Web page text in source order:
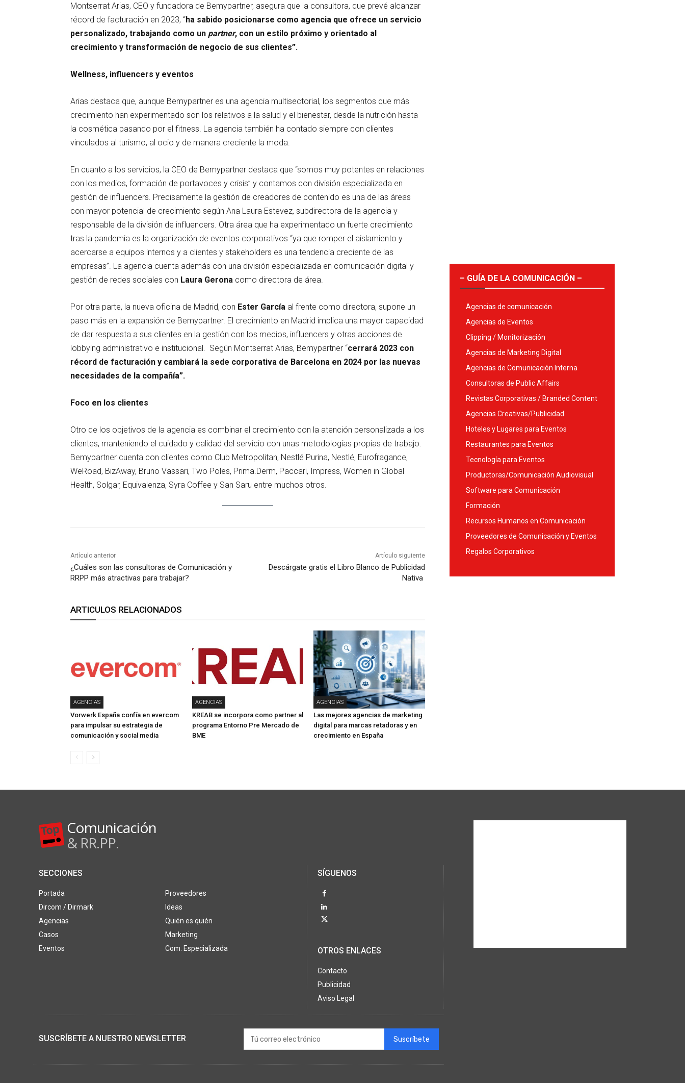
Montserrat Arias, CEO y fundadora de Bemypartner, asegura que la consultora, que prevé alcanzar
récord de facturación en 2023, “ha sabido posicionarse como agencia que ofrece un servicio
personalizado, trabajando como un partner, con un estilo próximo y orientado al
crecimiento y transformación de negocio de sus clientes”.
Wellness, influencers y eventos
Arias destaca que, aunque Bemypartner es una agencia multisectorial, los segmentos que más
crecimiento han experimentado son los relativos a la salud y el bienestar, desde la nutrición hasta
la cosmética pasando por el fitness. La agencia también ha contado siempre con clientes
vinculados al turismo, al ocio y de manera creciente la moda.
En cuanto a los servicios, la CEO de Bemypartner destaca que “somos muy potentes en relaciones
con los medios, formación de portavoces y crisis” y contamos con división especializada en
gestión de influencers. Precisamente la gestión de creadores de contenido es una de las áreas
con mayor potencial de crecimiento según Ana Laura Estevez, subdirectora de la agencia y
responsable de la división de influencers. Otra área que ha experimentado un fuerte crecimiento
tras la pandemia es la organización de eventos corporativos “ya que romper el aislamiento y
acercarse a equipos internos y a clientes y stakeholders es una tendencia creciente de las
empresas”. La agencia cuenta además con una división especializada en comunicación digital y
gestión de redes sociales con Laura Gerona como directora de área.
Por otra parte, la nueva oficina de Madrid, con Ester García al frente como directora, supone un
paso más en la expansión de Bemypartner. El crecimiento en Madrid implica una mayor capacidad
de dar respuesta a sus clientes en la gestión con los medios, influencers y otras acciones de
lobbying administrativo e institucional. Según Montserrat Arias, Bemypartner “cerrará 2023 con
récord de facturación y cambiará la sede corporativa de Barcelona en 2024 por las nuevas
necesidades de la compañía”.
Foco en los clientes
Otro de los objetivos de la agencia es combinar el crecimiento con la atención personalizada a los
clientes, manteniendo el cuidado y calidad del servicio con unas metodologías propias de trabajo.
Bemypartner cuenta con clientes como Club Metropolitan, Nestlé Purina, Nestlé, Eurofragance,
WeRoad, BizAway, Bruno Vassari, Two Poles, Prima.Derm, Paccari, Impress, Women in Global
Health, Solgar, Equivalenza, Syra Coffee y San Saru entre muchos otros.
Artículo anterior
¿Cuáles son las consultoras de Comunicación y
RRPP más atractivas para trabajar?
Artículo siguiente
Descárgate gratis el Libro Blanco de Publicidad
Nativa
ARTICULOS RELACIONADOS
AGENCIAS
Vorwerk España confía en evercom
para impulsar su estrategia de
comunicación y social media
AGENCIAS
KREAB se incorpora como partner al
programa Entorno Pre Mercado de
BME
AGENCIAS
Las mejores agencias de marketing
digital para marcas retadoras y en
crecimiento en España
– GUÍA DE LA COMUNICACIÓN –
Agencias de comunicación
Agencias de Eventos
Clipping / Monitorización
Agencias de Marketing Digital
Agencias de Comunicación Interna
Consultoras de Public Affairs
Revistas Corporativas / Branded Content
Agencias Creativas/Publicidad
Hoteles y Lugares para Eventos
Restaurantes para Eventos
Tecnología para Eventos
Productoras/Comunicación Audiovisual
Software para Comunicación
Formación
Recursos Humanos en Comunicación
Proveedores de Comunicación y Eventos
Regalos Corporativos
Comunicación
& RR.PP.
SECCIONES
Portada
Dircom / Dirmark
Agencias
Casos
Eventos
Proveedores
Ideas
Quién es quién
Marketing
Com. Especializada
SÍGUENOS
OTROS ENLACES
Contacto
Publicidad
Aviso Legal
SUSCRÍBETE A NUESTRO NEWSLETTER Suscríbete